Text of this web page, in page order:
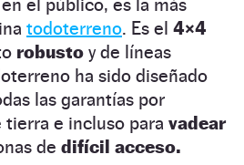
el público, es la más
todoterreno. Es el 4×4
robusto y de líneas
ha sido diseñado
las garantías por
tierra e incluso para vadear
de difícil acceso.